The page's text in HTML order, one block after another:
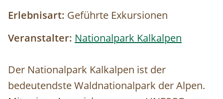
Erlebnisart: Geführte Exkursionen
Veranstalter: Nationalpark Kalkalpen
Der Nationalpark Kalkalpen ist der
bedeutendste Waldnationalpark der Alpen.